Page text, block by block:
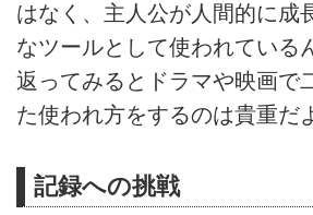
はなく、主人公が人間的に成
なツールとして使われている
返ってみるとドラマや映画で
た使われ方をするのは貴重だ
記録への挑戦